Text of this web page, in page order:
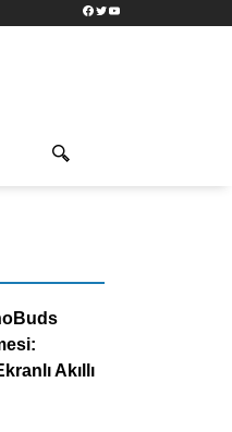
Facebook
TwitterYouTube
Akıllı